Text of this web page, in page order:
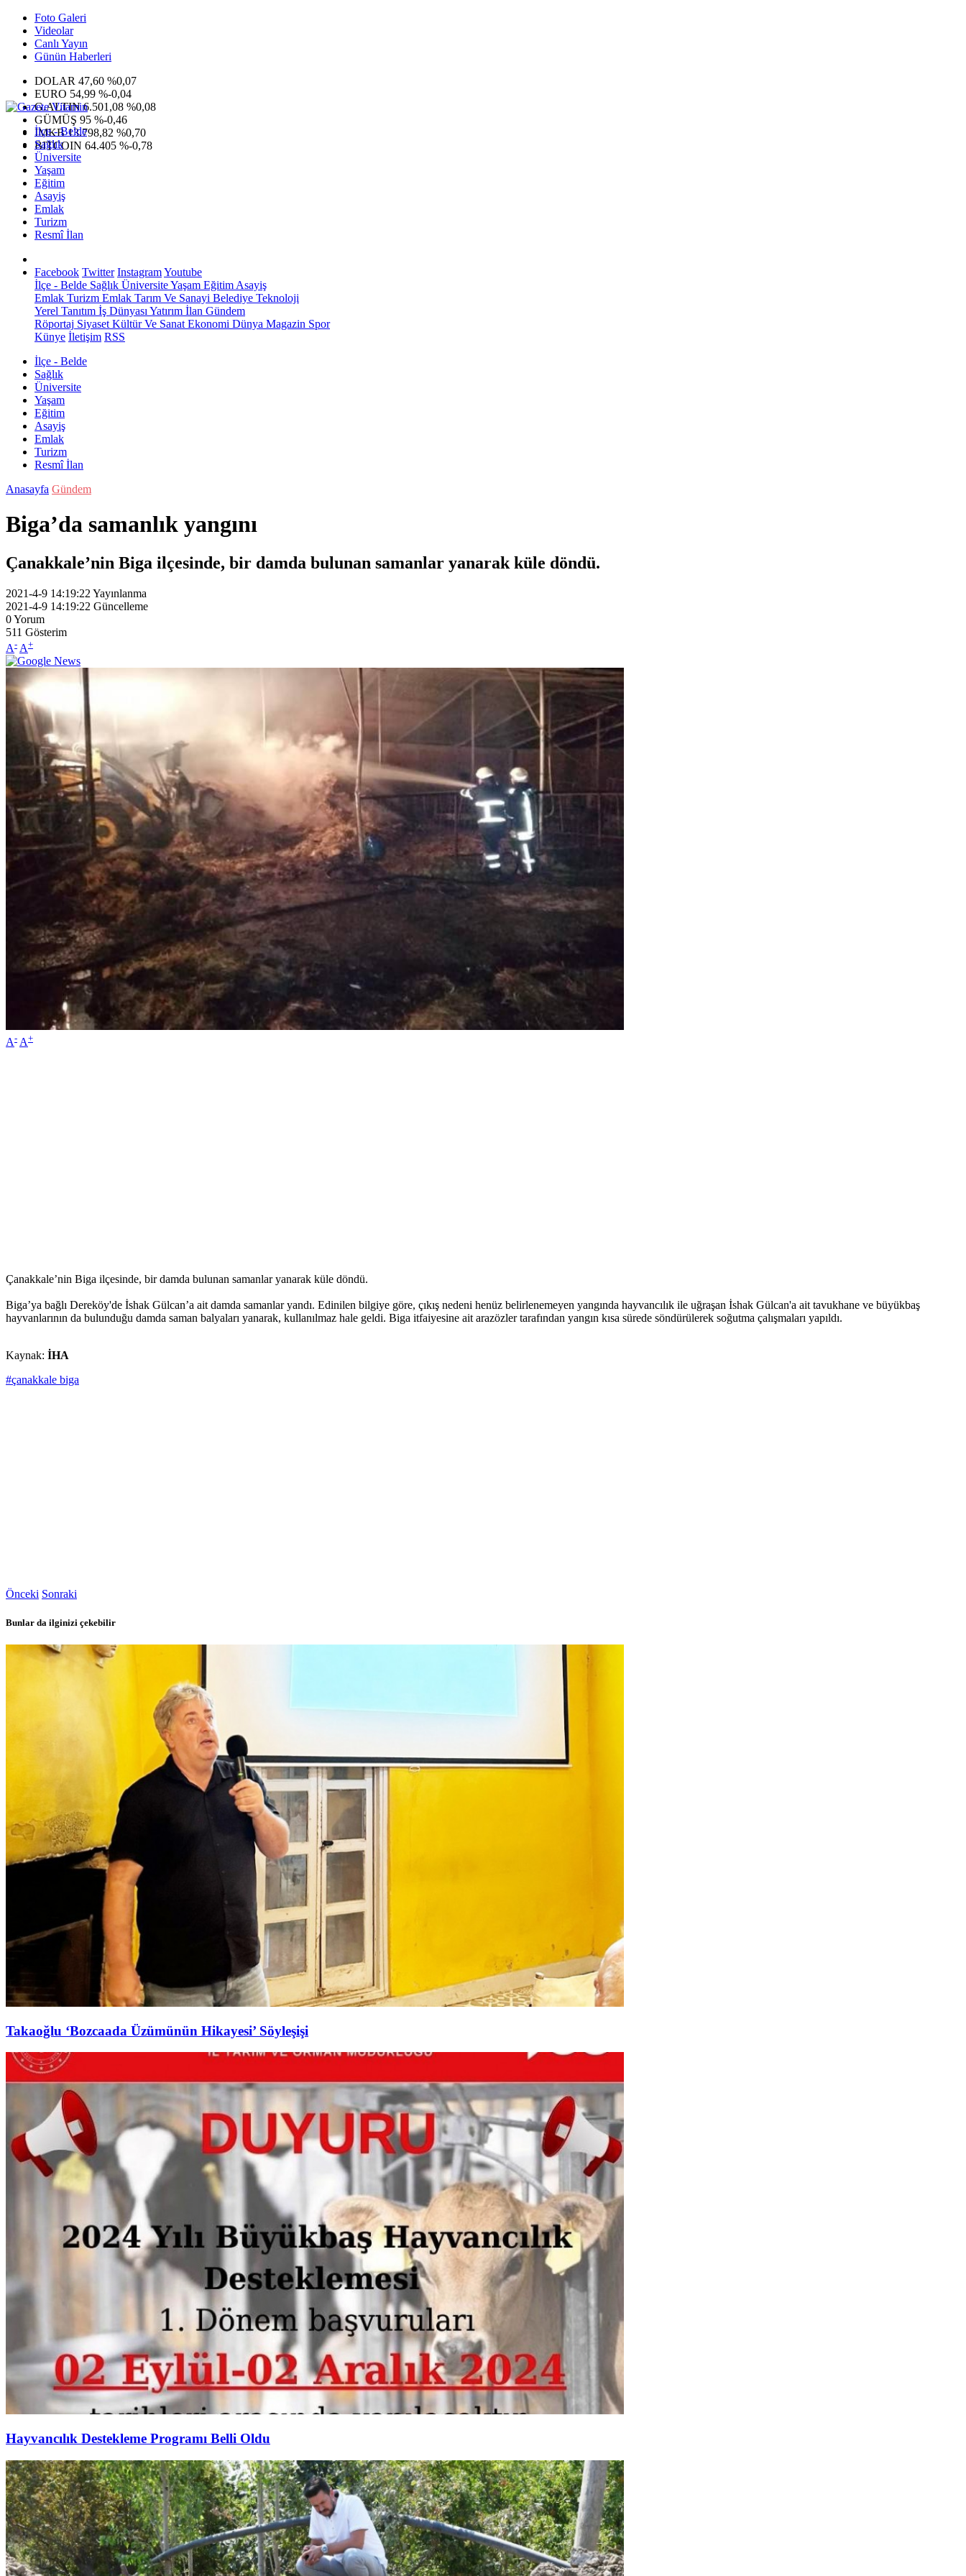
Foto Galeri
Videolar
Canlı Yayın
Günün Haberleri
DOLAR 47,60 %0,07
EURO 54,99 %-0,04
G.ALTIN6.501,08 %0,08
GÜMÜŞ 95 %-0,46
IMKB13.798,82 %0,70
BITCOIN 64.405 %-0,78
İlçe - Belde
Sağlık
Üniversite
Yaşam
Eğitim
Asayiş
Emlak
Turizm
Resmî İlan
Facebook Twitter InstagramYoutube
İlçe - Belde Sağlık ÜniversiteYaşam Eğitim Asayiş
Emlak Turizm Emlak Tarım Ve Sanayi Belediye Teknoloji
Yerel Tanıtım İş Dünyası Yatırım İlan Gündem
Röportaj Siyaset Kültür Ve Sanat Ekonomi Dünya Magazin Spor
Künye İletişim RSS
İlçe - Belde
Sağlık
Üniversite
Yaşam
Eğitim
Asayiş
Emlak
Turizm
Resmî İlan
Anasayfa Gündem
Biga’da samanlık yangını
Çanakkale’nin Biga ilçesinde, bir damda bulunan samanlar yanarak küle döndü.
2021-4-9 14:19:22 Yayınlanma
2021-4-9 14:19:22 Güncelleme
0Yorum
511 Gösterim
A- A+
A- A+
Çanakkale’nin Biga ilçesinde, bir damda bulunan samanlar yanarak küle döndü.
Biga’ya bağlı Dereköy'de İshak Gülcan’a ait damda samanlar yandı. Edinilen bilgiye göre, çıkış nedeni henüz belirlenemeyen yangında hayvancılık ile uğraşan İshak Gülcan'a ait tavukhane ve büyükbaş
hayvanlarının da bulunduğu damda saman balyaları yanarak, kullanılmaz hale geldi. Biga itfaiyesine ait arazözler tarafından yangın kısa sürede söndürülerek soğutma çalışmaları yapıldı.
Kaynak: İHA
#çanakkale biga
Önceki Sonraki
Bunlar da ilginizi çekebilir
Takaoğlu ‘Bozcaada Üzümünün Hikayesi’ Söyleşişi
Hayvancılık Destekleme Programı Belli Oldu